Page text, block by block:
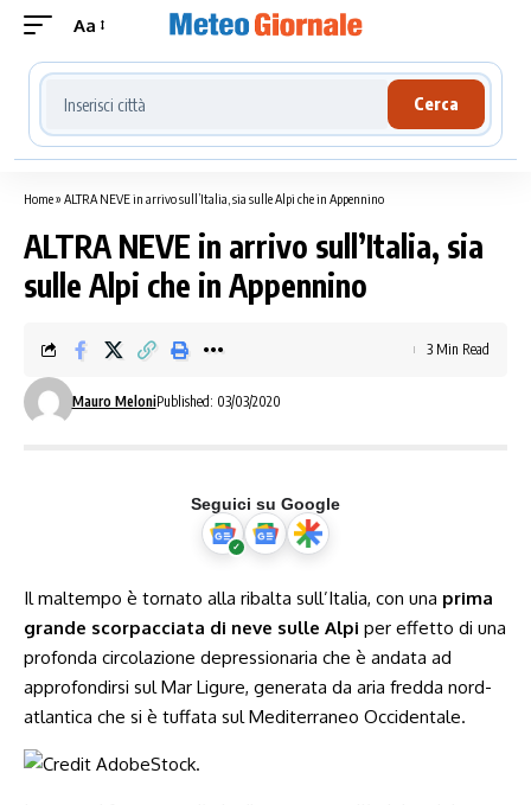
Aa
Cerca località meteo
Cerca
Home» ALTRA NEVE in arrivo sull’Italia, sia sulle Alpi che in Appennino
ALTRA NEVE in arrivo sull’Italia, sia
sulle Alpi che in Appennino
Mauro MeloniPublished: 03/03/2020
3 Min Read
Seguici su Google
Il maltempo è tornato alla ribalta sull’Italia, con una prima
grande scorpacciata di neve sulle Alpi per effetto di una
profonda circolazione depressionaria che è andata ad
approfondirsi sul Mar Ligure, generata da aria fredda nord-
atlantica che si è tuffata sul Mediterraneo Occidentale.